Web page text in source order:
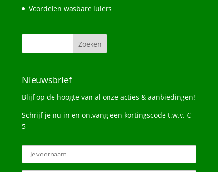
Voordelen wasbare luiers
Nieuwsbrief
Blijf op de hoogte van al onze acties & aanbiedingen!
Schrijf je nu in en ontvang een kortingscode t.w.v. €
5